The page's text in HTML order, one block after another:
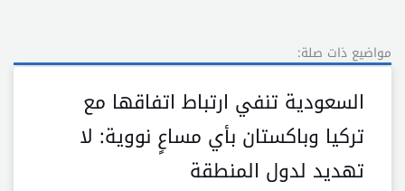
مواضيع ذات صلة:
السعودية تنفي ارتباط اتفاقها مع
تركيا وباكستان بأي مساعٍ نووية: لا
تهديد لدول المنطقة